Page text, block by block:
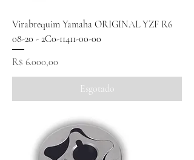
Virabrequim Yamaha ORIGINAL YZF R6
08-20 - 2C0-11411-00-00
Preço
R$ 6.000,00
Esgotado